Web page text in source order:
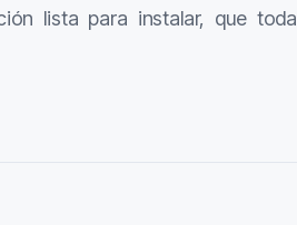
lista para instalar, que toda